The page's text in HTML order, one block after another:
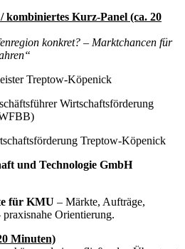
Kurz-Panel (ca. 20
konkret? – Marktchancen für
Treptow-Köpenick
Wirtschaftsförderung
Treptow-Köpenick
und Technologie GmbH
für KMU – Märkte, Aufträge,
Orientierung.
Minuten)